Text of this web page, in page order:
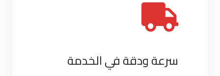
سرعة ودقة في الخدمة